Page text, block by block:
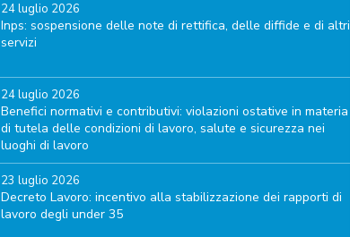
24 luglio 2026
Inps: sospensione delle note di rettifica, delle diffide e di altri
servizi
24 luglio 2026
Benefici normativi e contributivi: violazioni ostative in materia
di tutela delle condizioni di lavoro, salute e sicurezza nei
luoghi di lavoro
23 luglio 2026
Decreto Lavoro: incentivo alla stabilizzazione dei rapporti di
lavoro degli under 35